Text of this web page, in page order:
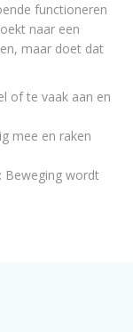
functioneren
naar een
maar doet dat
of te vaak aan en
mee en raken
wordt